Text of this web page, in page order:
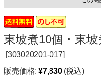
東坡煮10個・東
[303020201-017]
販売価格: ¥7,830 (税込)